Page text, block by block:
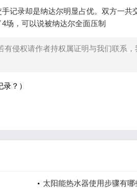
记录却是纳达尔明显占优。双方一共
场，可以说被纳达尔全面压制
侵权请作者持权属证明与我们联系
？）
太阳能热水器使用步骤有哪